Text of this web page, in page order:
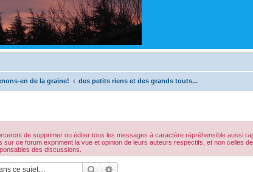
en de la graine! des petits riens et des grands touts...
de supprimer ou éditer tous les messages à caractère répréhensible aussi
sur ce forum expriment la vue et opinion de leurs auteurs respectifs, et non
des discussions.
Rechercher